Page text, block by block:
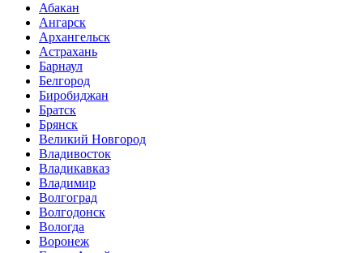
Абакан
Ангарск
Архангельск
Астрахань
Барнаул
Белгород
Биробиджан
Братск
Брянск
Великий Новгород
Владивосток
Владикавказ
Владимир
Волгоград
Волгодонск
Вологда
Воронеж